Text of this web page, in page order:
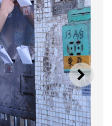
下一則